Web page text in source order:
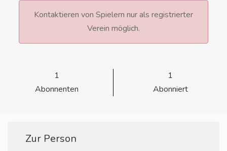
Kontaktieren von Spielern nur als registrierter
Verein möglich.
1
Abonnenten
1
Abonniert
Zur Person